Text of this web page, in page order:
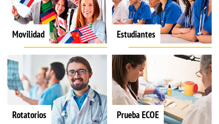
Movilidad Estudiantes
Rotatorios Prueba ECOE